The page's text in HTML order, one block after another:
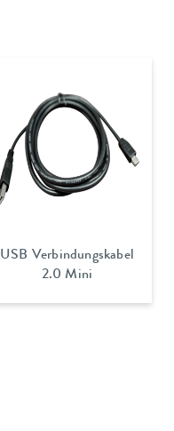
USB Verbindungskabel
2.0 Mini